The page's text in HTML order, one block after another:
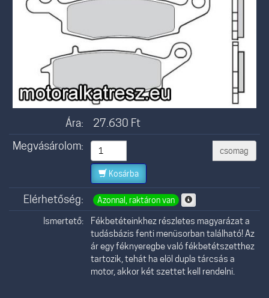
Ára: 27.630 Ft
Megvásárolom:
csomag
Kosárba
Elérhetőség: Azonnal, raktáron van
Ismertető:
Fékbetéteinkhez részletes magyarázat a
tudásbázis fenti menüsorban található! Az
ár egy féknyeregbe való fékbetétszetthez
tartozik, tehát ha elöl dupla tárcsás a
motor, akkor két szettet kell rendelni.